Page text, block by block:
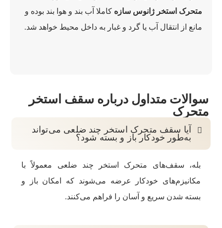
متحرک استخر ژانوس سازه کاملا آب بند و هوا بند بوده و
مانع از انتقال آب یا گرد و غبار به داخل محیط خواهد شد.
سوالات متداول درباره سقف استخر
متحرک
آیا سقف متحرک استخر چند ضلعی می‌تواند
به‌طور خودکار باز و بسته شود؟
بله، سقف‌های متحرک استخر چند ضلعی معمولاً با
مکانیزم‌های خودکار عرضه می‌شوند که امکان باز و
بسته شدن سریع و آسان را فراهم می‌کنند.